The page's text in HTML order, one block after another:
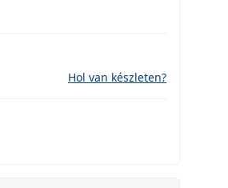
Hol van készleten?